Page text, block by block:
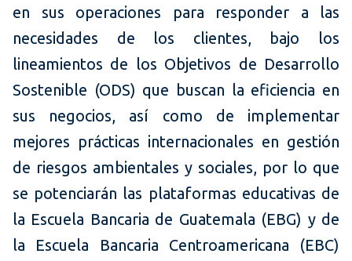
en sus operaciones para responder a las
necesidades de los clientes, bajo los
lineamientos de los Objetivos de Desarrollo
Sostenible (ODS) que buscan la eficiencia en
sus negocios, así como de implementar
mejores prácticas internacionales en gestión
de riesgos ambientales y sociales, por lo que
se potenciarán las plataformas educativas de
la Escuela Bancaria de Guatemala (EBG) y de
la Escuela Bancaria Centroamericana (EBC)